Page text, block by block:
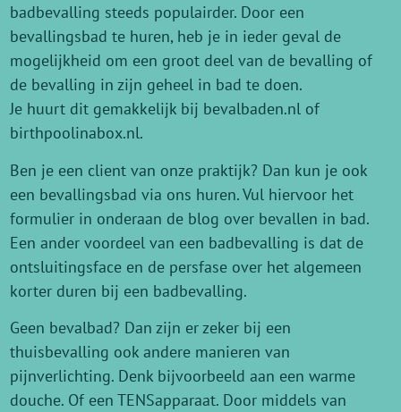
badbevalling steeds populairder. Door een
bevallingsbad te huren, heb je in ieder geval de
mogelijkheid om een groot deel van de bevalling of
de bevalling in zijn geheel in bad te doen.
Je huurt dit gemakkelijk bij bevalbaden.nl of
birthpoolinabox.nl.
Ben je een client van onze praktijk? Dan kun je ook
een bevallingsbad via ons huren. Vul hiervoor het
formulier in onderaan de blog over bevallen in bad.
Een ander voordeel van een badbevalling is dat de
ontsluitingsface en de persfase over het algemeen
korter duren bij een badbevalling.
Geen bevalbad? Dan zijn er zeker bij een
thuisbevalling ook andere manieren van
pijnverlichting. Denk bijvoorbeeld aan een warme
douche. Of een TENSapparaat. Door middels van